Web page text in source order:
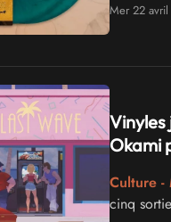
Mer 22
Vinyles
Okami
Culture -
cinq